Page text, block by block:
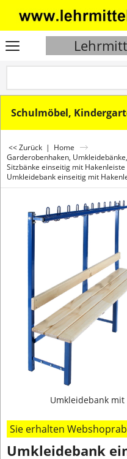
Schulmöbel,
<< Zurück | Home
Garderobenhaken,
Sitzbänke einseitig mit Hakenleiste
Umkleidebank einseitig mit
Umkleidebank mit
Sie erhalten
Umkleidebank